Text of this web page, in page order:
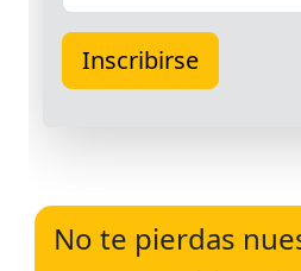
No te pierdas